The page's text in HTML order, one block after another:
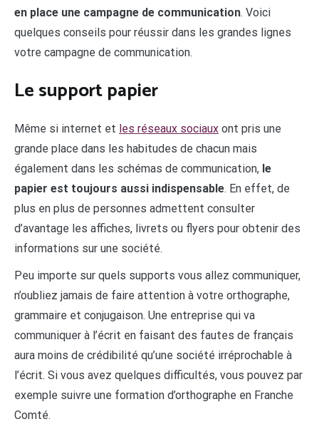
en place une campagne de communication. Voici
quelques conseils pour réussir dans les grandes lignes
votre campagne de communication.
Le support papier
Même si internet et les réseaux sociaux ont pris une
grande place dans les habitudes de chacun mais
également dans les schémas de communication, le
papier est toujours aussi indispensable. En effet, de
plus en plus de personnes admettent consulter
d’avantage les affiches, livrets ou flyers pour obtenir des
informations sur une société.
Peu importe sur quels supports vous allez communiquer,
n’oubliez jamais de faire attention à votre orthographe,
grammaire et conjugaison. Une entreprise qui va
communiquer à l’écrit en faisant des fautes de français
aura moins de crédibilité qu’une société irréprochable à
l’écrit. Si vous avez quelques difficultés, vous pouvez par
exemple suivre une formation d’orthographe en Franche
Comté.